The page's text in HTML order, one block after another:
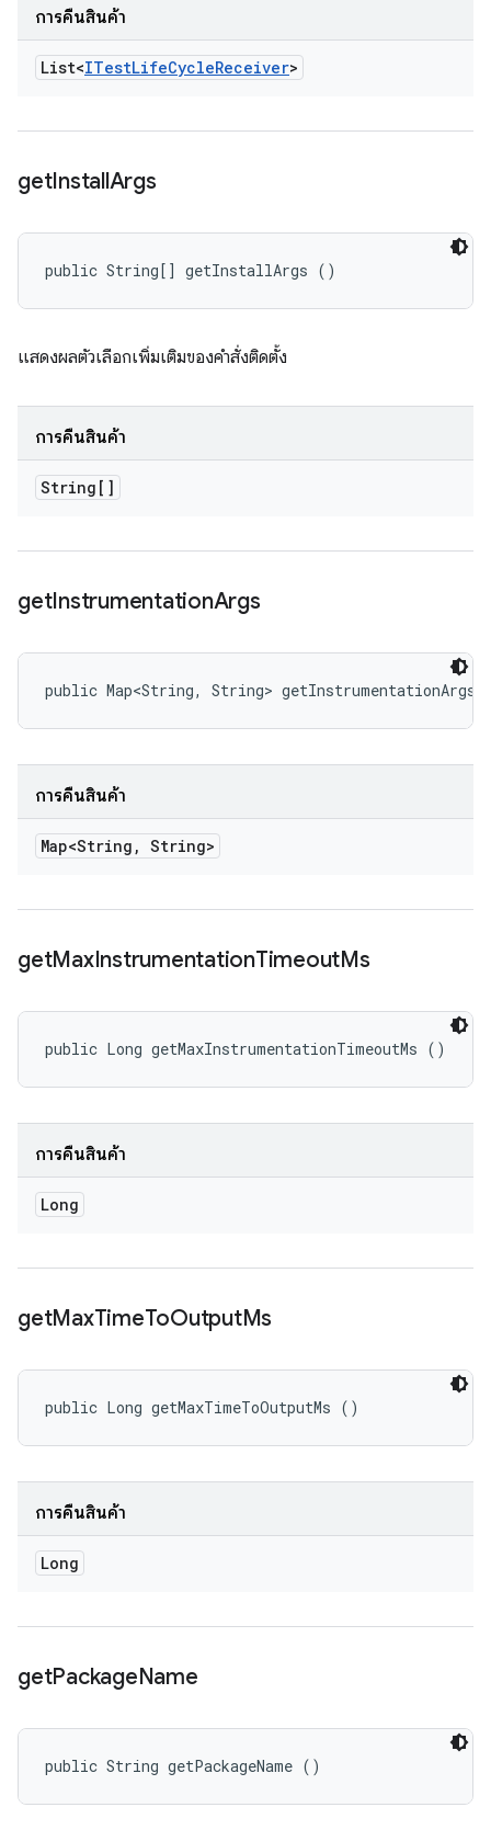
การคืนสินค้า
List<ITestLifeCycleReceiver>
getInstallArgs
public String[] getInstallArgs ()
แสดงผลตัวเลือกเพิ่มเติมของคำสั่งติดตั้ง
การคืนสินค้า
String[]
getInstrumentationArgs
public Map<String, String> getInstrumentationArgs
การคืนสินค้า
Map<String , String>
getMaxInstrumentationTimeoutMs
public Long getMaxInstrumentationTimeoutMs ()
การคืนสินค้า
Long
getMaxTimeToOutputMs
public Long getMaxTimeToOutputMs ()
การคืนสินค้า
Long
getPackageName
public String getPackageName ()